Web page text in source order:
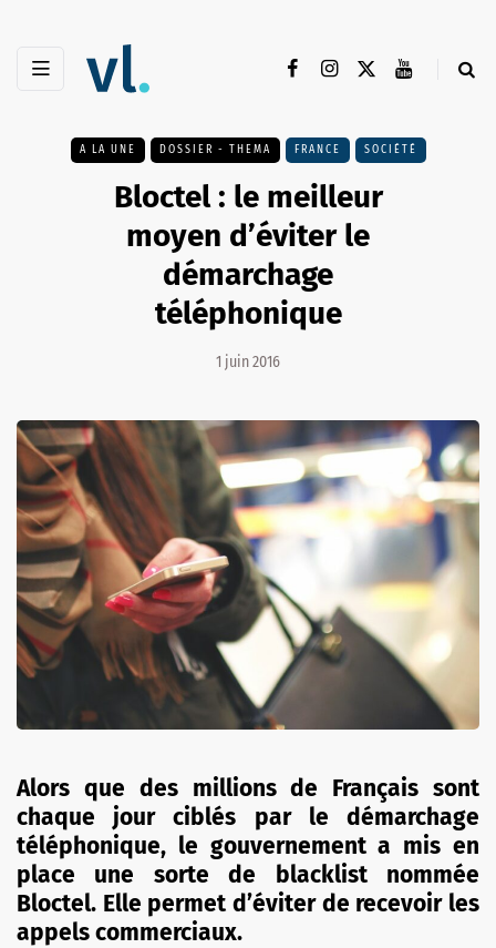
A LA UNE DOSSIER - THEMA FRANCE SOCIÉTÉ
Bloctel : le meilleur
moyen d’éviter le
démarchage
téléphonique
1 juin 2016
Alors que des millions de Français sont
chaque jour ciblés par le démarchage
téléphonique, le gouvernement a mis en
place une sorte de blacklist nommée
Bloctel. Elle permet d’éviter de recevoir les
appels commerciaux.